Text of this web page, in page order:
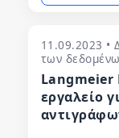
11.09.2023 •
των
Langmeier
εργαλείο